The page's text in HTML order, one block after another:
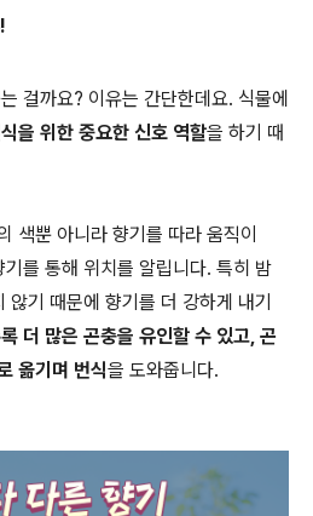
걸까요? 이유는 간단한데요. 식물에
을 위한 중요한 신호 역할을 하기 때
색뿐 아니라 향기를 따라 움직이
를 통해 위치를 알립니다. 특히 밤
기 때문에 향기를 더 강하게 내기
더 많은 곤충을 유인할 수 있고, 곤
옮기며 번식을 도와줍니다.